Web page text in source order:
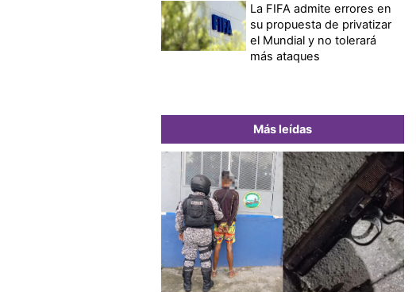
La FIFA admite errores en
su propuesta de privatizar
el Mundial y no tolerará
más ataques
Más leídas